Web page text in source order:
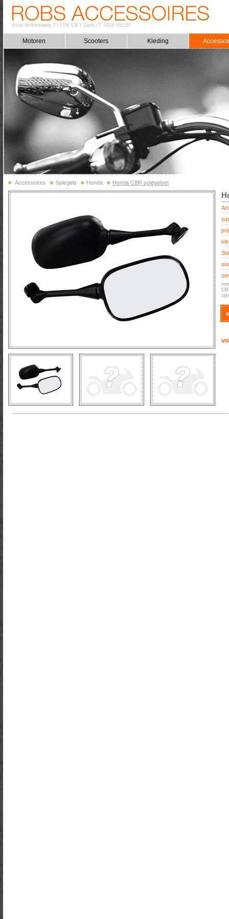
Korte Belkmerweg 7| 1756 CB 't Zand T: 0224 591230
Motoren Scooters Kleding
» Accessoires » Spiegels » Honda » Honda CBR spiegelset